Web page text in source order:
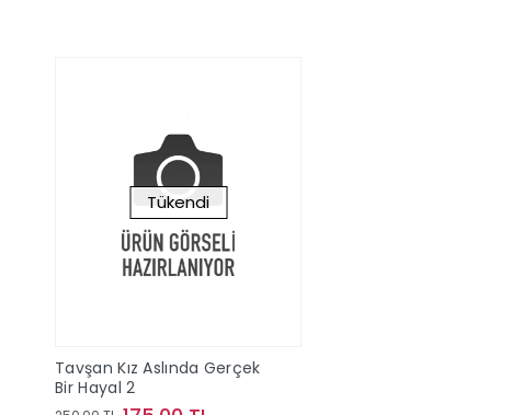
Tükendi
Tavşan Kız Aslında Gerçek
Bir Hayal 2